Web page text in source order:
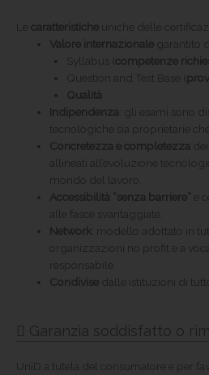
Le caratteristiche uniche delle
Valore internazionale garantito
Syllabus (competenze
Question and Test Base (
Qualità
Indipendenza : gli esami sono
tecnologiche sia proprietarie
Concretezza e completezza
allineati all’evoluzione
mondo del lavoro.
Accessibilità “senza barriere” e
alle fasce svantaggiate.
Network : modello adottato in
organizzazioni no profit e a
responsabile.
Condivise dalle istituzioni di
Garanzia soddisfatto o
UniD a tutela del consumatore e per